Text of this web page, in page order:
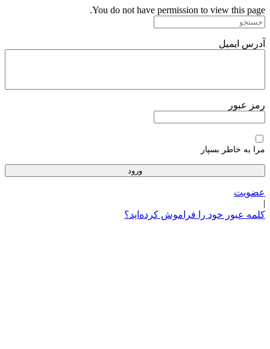
پرش
به
You do not have permission to view this page.
آدرس ایمیل
رمز عبور
مرا به خاطر بسپار
عضویت
|
کلمه عبور خود را فراموش کرده‌اید؟